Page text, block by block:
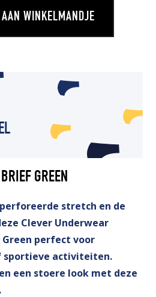
TOEVOEGEN AAN WINKELMANDJE
GREEN
stretch en de
Clever Underwear
Green perfect voor
sportieve activiteiten.
een stoere look met deze